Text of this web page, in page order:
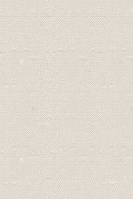
複合繊維の出現
「衣服内気候」シミュレーショ
染色技術と綿花検品技術のシス
手編毛糸情報管理システム
・暮らしの中に生きる東洋紡
四 実る繊維の開発とバブル景気
縫製事業への進出
天然繊維ブームと超長繊維綿ス
ニット生地コンバーターとして
ゴルフブームにのって―「マン